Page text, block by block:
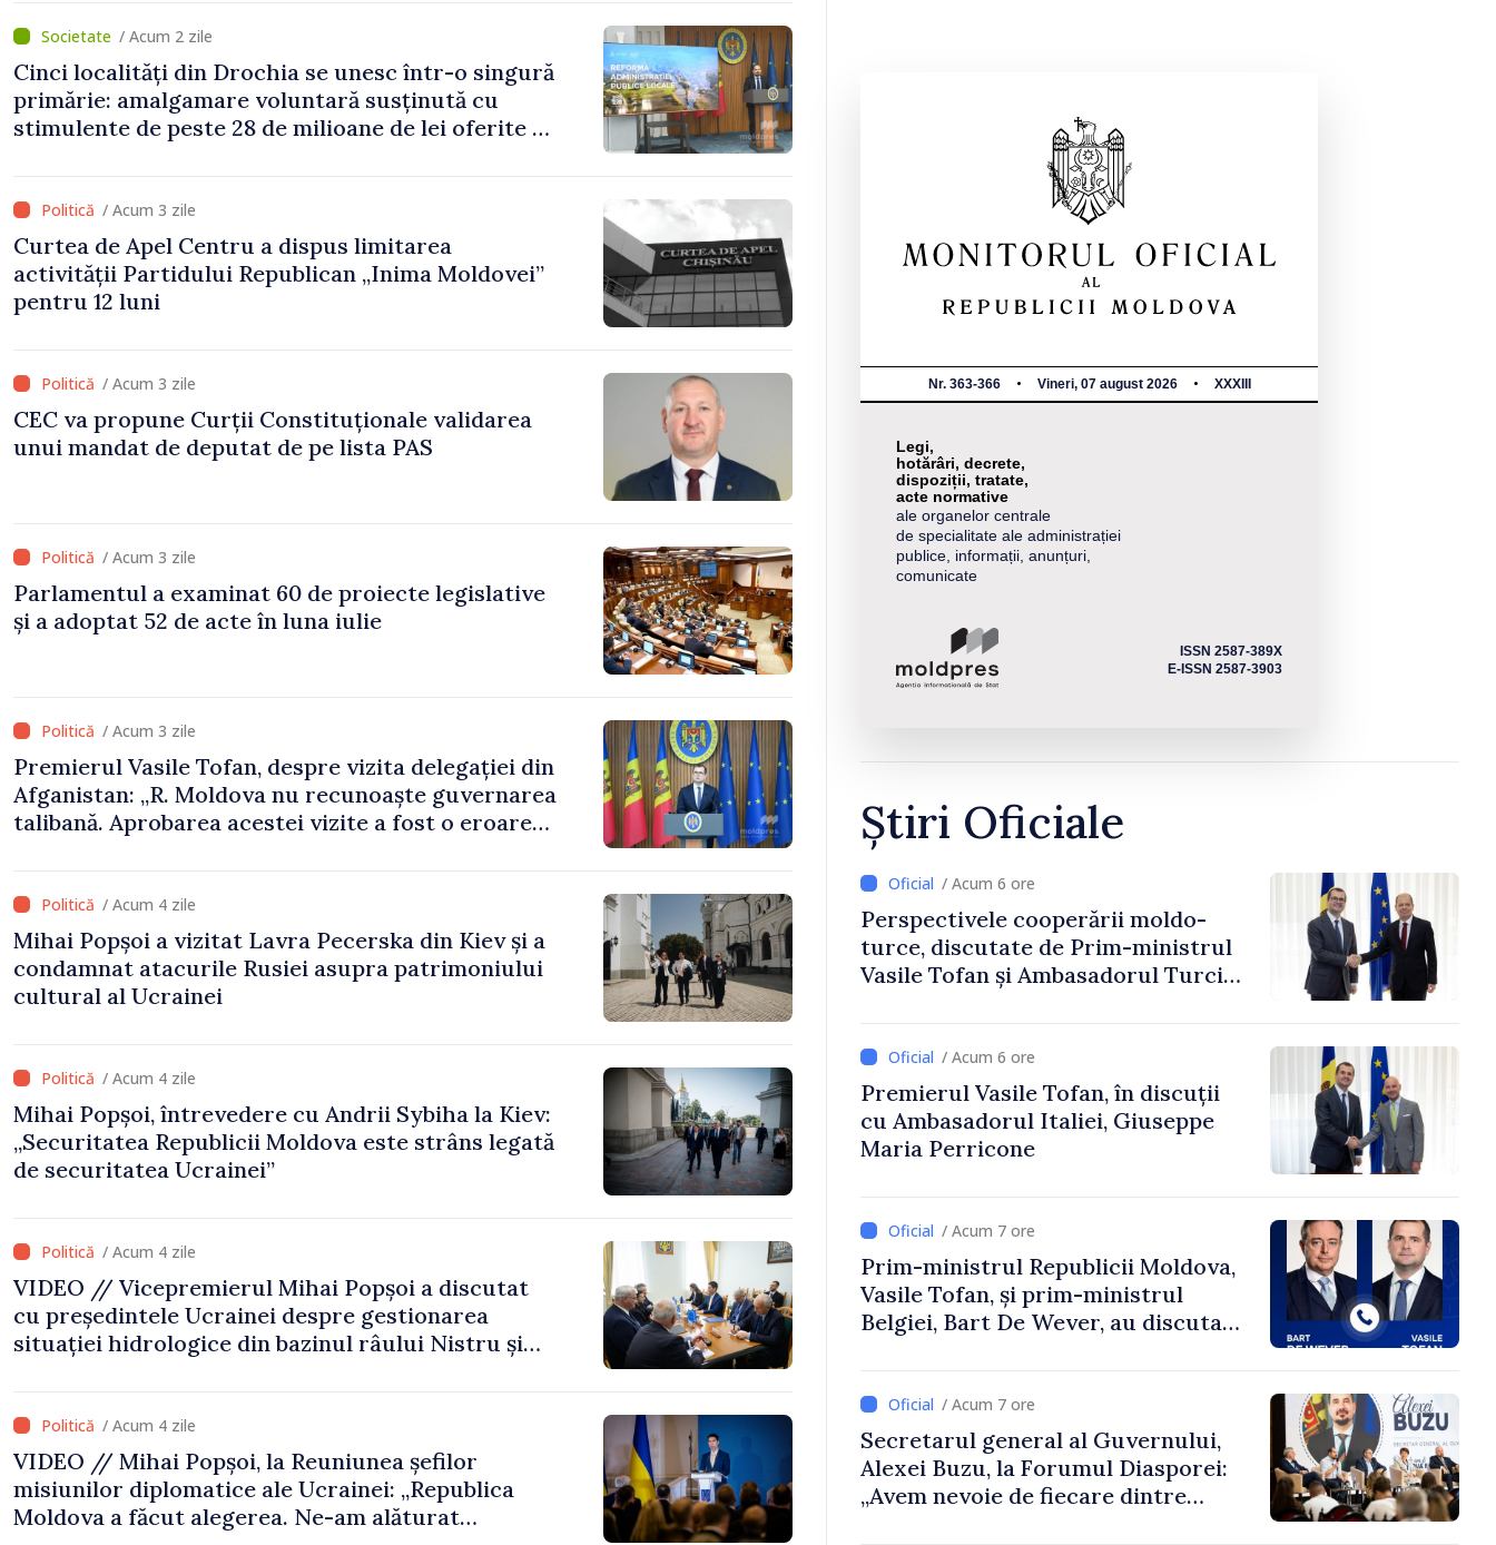
/ Acum 2 zile
Cinci localități din Drochia se unesc într-o singură
primărie: amalgamare voluntară susținută cu
stimulente de peste 28 de milioane de lei oferite de
/ Acum 3 zile
Curtea de Apel Centru a dispus limitarea
activității Partidului Republican „Inima Moldovei”
pentru 12 luni
/ Acum 3 zile
CEC va propune Curții Constituționale validarea
unui mandat de deputat de pe lista PAS
/ Acum 3 zile
Parlamentul a examinat 60 de proiecte legislative
și a adoptat 52 de acte în luna iulie
/ Acum 3 zile
Premierul Vasile Tofan, despre vizita delegației din
Afganistan: „R. Moldova nu recunoaște guvernarea
talibană. Aprobarea acestei vizite a fost o eroare
/ Acum 4 zile
Mihai Popșoi a vizitat Lavra Pecerska din Kiev și a
condamnat atacurile Rusiei asupra patrimoniului
cultural al Ucrainei
/ Acum 4 zile
Mihai Popșoi, întrevedere cu Andrii Sybiha la Kiev:
„Securitatea Republicii Moldova este strâns legată
de securitatea Ucrainei”
/ Acum 4 zile
VIDEO // Vicepremierul Mihai Popșoi a discutat
cu președintele Ucrainei despre gestionarea
situației hidrologice din bazinul râului Nistru și
/ Acum 4 zile
VIDEO // Mihai Popșoi, la Reuniunea șefilor
misiunilor diplomatice ale Ucrainei: „Republica
Moldova a făcut alegerea. Ne-am alăturat
Nr. 363-366 Vineri, 07 august 2026 XXXIII
Legi,
hotărâri, decrete,
dispoziții, tratate,
acte normative
ale organelor centrale
de specialitate ale administrației
publice, informații, anunțuri,
comunicate
ISSN 2587-389X
E-ISSN 2587-3903
Știri Oficiale
/ Acum 6 ore
Perspectivele cooperării moldo-
turce, discutate de Prim-ministrul
Vasile Tofan și Ambasadorul Turciei,
/ Acum 6 ore
Premierul Vasile Tofan, în discuții
cu Ambasadorul Italiei, Giuseppe
Maria Perricone
/ Acum 7 ore
Prim-ministrul Republicii Moldova,
Vasile Tofan, și prim-ministrul
Belgiei, Bart De Wever, au discutat
/ Acum 7 ore
Secretarul general al Guvernului,
Alexei Buzu, la Forumul Diasporei:
„Avem nevoie de fiecare dintre